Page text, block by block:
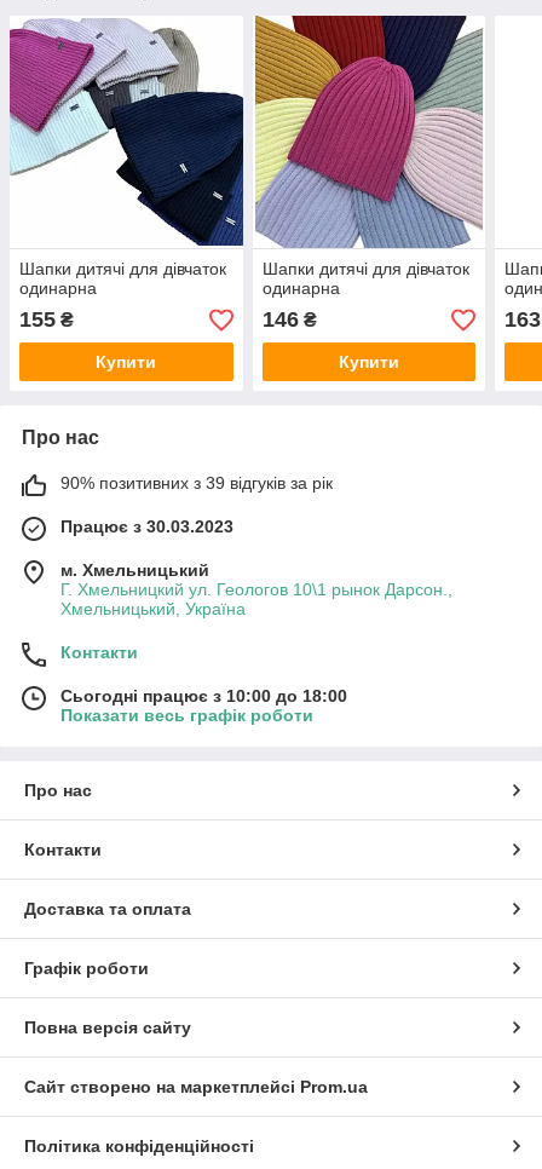
Шапки дитячі для дівчаток
одинарна
155 ₴
Купити
Шапки дитячі для дівчаток
одинарна
146₴
Купити
163
Про нас
90% позитивних з 39 відгуків за рік
Працює з 30.03.2023
м. Хмельницький
Г. Хмельницкий ул. Геологов 10\1 рынок Дарсон.,
Хмельницький, Україна
Контакти
Сьогодні працює з 10:00 до 18:00
Показати весь графік роботи
Про нас
Контакти
Доставка та оплата
Графік роботи
Повна версія сайту
Сайт створено на маркетплейсі Prom.ua
Політика конфіденційності